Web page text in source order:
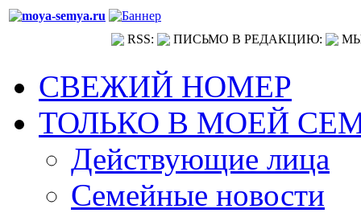
RSS: ПИСЬМО В РЕДАКЦИЮ:
СВЕЖИЙ НОМЕР
ТОЛЬКО В МОЕЙ
Действующие лица
Семейные новости